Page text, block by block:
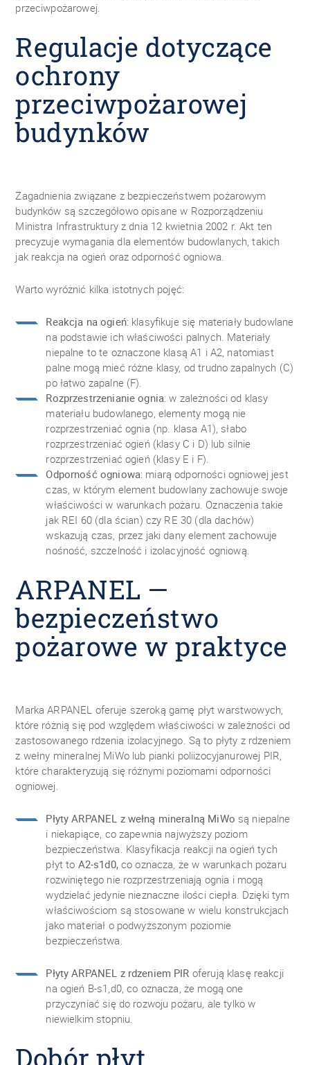
przeciwpożarowej.
Regulacje dotyczące
ochrony
przeciwpożarowej
budynków
Zagadnienia związane z bezpieczeństwem pożarowym
budynków są szczegółowo opisane w Rozporządzeniu
Ministra Infrastruktury z dnia 12 kwietnia 2002 r. Akt ten
precyzuje wymagania dla elementów budowlanych, takich
jak reakcja na ogień oraz odporność ogniowa.
Warto wyróżnić kilka istotnych pojęć:
Reakcja na ogień: klasyfikuje się materiały budowlane
na podstawie ich właściwości palnych. Materiały
niepalne to te oznaczone klasą A1 i A2, natomiast
palne mogą mieć różne klasy, od trudno zapalnych (C)
po łatwo zapalne (F).
Rozprzestrzenianie ognia: w zależności od klasy
materiału budowlanego, elementy mogą nie
rozprzestrzeniać ognia (np. klasa A1), słabo
rozprzestrzeniać ogień (klasy C i D) lub silnie
rozprzestrzeniać ogień (klasy E i F).
Odporność ogniowa: miarą odporności ogniowej jest
czas, w którym element budowlany zachowuje swoje
właściwości w warunkach pożaru. Oznaczenia takie
jak REI 60 (dla ścian) czy RE 30 (dla dachów)
wskazują czas, przez jaki dany element zachowuje
nośność, szczelność i izolacyjność ogniową.
ARPANEL —
bezpieczeństwo
pożarowe w praktyce
Marka ARPANEL oferuje szeroką gamę płyt warstwowych,
które różnią się pod względem właściwości w zależności od
zastosowanego rdzenia izolacyjnego. Są to płyty z rdzeniem
z wełny mineralnej MiWo lub pianki poliizocyjanurowej PIR,
które charakteryzują się różnymi poziomami odporności
ogniowej.
Płyty ARPANEL z wełną mineralną MiWo są niepalne
i niekapiące, co zapewnia najwyższy poziom
bezpieczeństwa. Klasyfikacja reakcji na ogień tych
płyt to A2-s1d0, co oznacza, że w warunkach pożaru
rozwiniętego nie rozprzestrzeniają ognia i mogą
wydzielać jedynie nieznaczne ilości ciepła. Dzięki tym
właściwościom są stosowane w wielu konstrukcjach
jako materiał o podwyższonym poziomie
bezpieczeństwa.
Płyty ARPANEL z rdzeniem PIR oferują klasę reakcji
na ogień B-s1,d0, co oznacza, że mogą one
przyczyniać się do rozwoju pożaru, ale tylko w
niewielkim stopniu.
Dobór płyt